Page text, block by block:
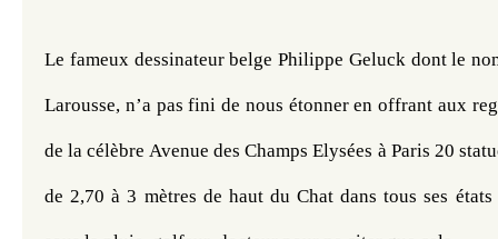
Le fameux dessinateur belge Philippe Geluck dont le
Larousse, n’a pas fini de nous étonner en offrant aux
de la célèbre Avenue des Champs Elysées à Paris 20
de 2,70 à 3 mètres de haut du Chat dans tous ses